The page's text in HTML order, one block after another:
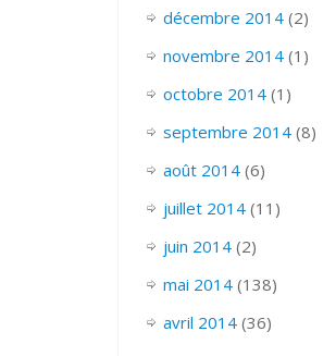
décembre 2014(2)
novembre 2014(1)
octobre 2014(1)
septembre 2014(8)
août 2014(6)
juillet 2014(11)
juin 2014(2)
mai 2014(138)
avril 2014(36)